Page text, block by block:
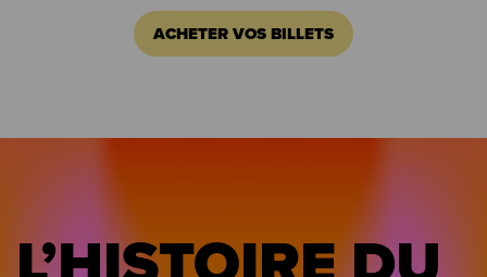
ACHETER VOS BILLETS